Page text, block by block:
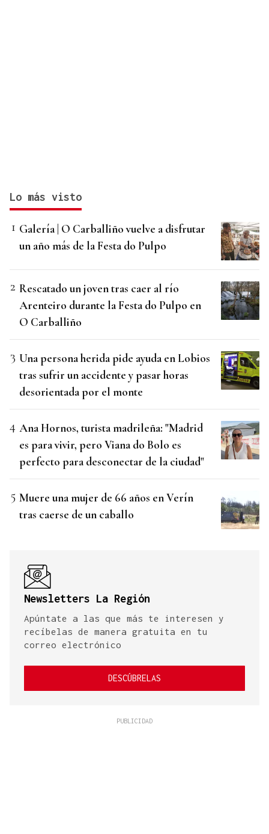
Lo más visto
Galería | O Carballiño vuelve a disfrutar
un año más de la Festa do Pulpo
Rescatado un joven tras caer al río
Arenteiro durante la Festa do Pulpo en
O Carballiño
Una persona herida pide ayuda en Lobios
tras sufrir un accidente y pasar horas
desorientada por el monte
Ana Hornos, turista madrileña: "Madrid
es para vivir, pero Viana do Bolo es
perfecto para desconectar de la ciudad"
Muere una mujer de 66 años en Verín
tras caerse de un caballo
Newsletters La Región
Apúntate a las que más te interesen y
recíbelas de manera gratuita en tu
correo electrónico
DESCÚBRELAS